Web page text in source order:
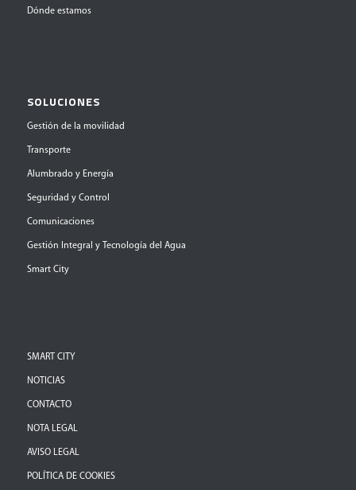
Dónde estamos
SOLUCIONES
Gestión de la movilidad
Transporte
Alumbrado y Energía
Seguridad y Control
Comunicaciones
Gestión Integral y Tecnología del Agua
Smart City
SMART CITY
NOTICIAS
CONTACTO
NOTA LEGAL
AVISO LEGAL
POLÍTICA DE COOKIES